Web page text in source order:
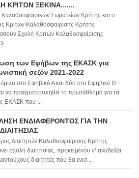
ΚΡΙΤΩΝ ΞΕΚΙΝΑ.......
Σωματείων Κρήτης και ο
Κριτών Καλαθοσφαίρισης Κρήτης
Σχολή Κριτών Καλαθοσφαίρισης
...
των Εφήβων της ΕΚΑΣΚ για
σεζόν 2021-2022
στο Εφηβικό Α και δύο στο Εφηβικό Β
να πραγματοποιηθεί το πρωτάθλημα για τα
ΕΚΑΣΚ που ...
ΕΝΔΙΑΦΕΡΟΝΤΟΣ ΓΙΑ ΤΗΝ
Διαιτητών Καλαθοσφαίρισης Κρήτης
σχολή διαιτησίας, προκειμένου ν’ αναδείξει
διαιτητές που θα ενισ...